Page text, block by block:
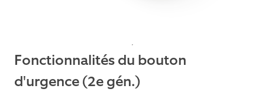
Fonctionnalités du bouton
d'urgence (2e gén.)